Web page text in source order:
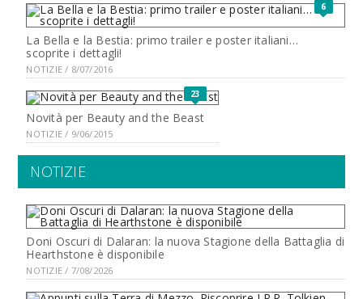
6
La Bella e la Bestia: primo trailer e poster italiani…
scoprite i dettagli!
NOTIZIE / 8/07/2016
23
Novità per Beauty and the Beast
NOTIZIE / 9/06/2015
NOTIZIE
Doni Oscuri di Dalaran: la nuova Stagione della Battaglia di
Hearthstone è disponibile
NOTIZIE / 7/08/2026